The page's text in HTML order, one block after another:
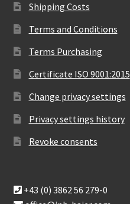
Shipping Costs
Terms and Conditions
Terms Purchasing
Certificate ISO 9001:2015
Change privacy settings
Privacy settings history
Revoke consents
+43 (0) 3862 56 279-0